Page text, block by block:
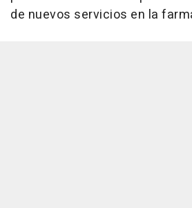
de nuevos servicios en la